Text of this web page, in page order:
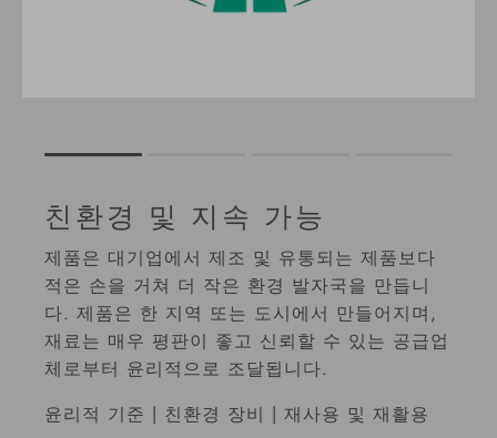
Rating of 1 means .
The rating of this product for "" is 1.
친환경 및 지속 가능
제품은 대기업에서 제조 및 유통되는 제품보다
적은 손을 거쳐 더 작은 환경 발자국을 만듭니
다. 제품은 한 지역 또는 도시에서 만들어지며,
재료는 매우 평판이 좋고 신뢰할 수 있는 공급업
체로부터 윤리적으로 조달됩니다.
윤리적 기준 | 친환경 장비 | 재사용 및 재활용